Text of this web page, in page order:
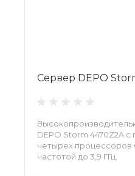
Сервер DEPO
DEPO Storm 4470Z2A
четырех процессоров
частотой до 3,9 ГГц.